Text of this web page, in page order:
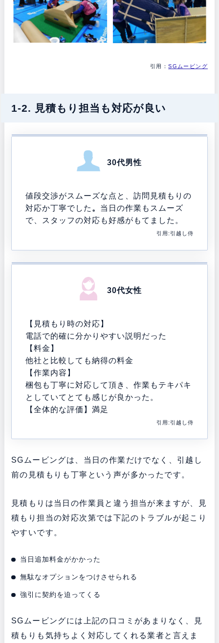
引用：SGムービング
1-2. 見積もり担当も対応が良い
30代男性
値段交渉がスムーズな点と、訪問見積もりの
対応か丁寧でした 。 当日の作業もスムーズ
で、スタッフの対応も好感がもてました。
引用:引越し侍
30代女性
【見積もり時の対応】
電話で的確に分かりやすい説明だった
【料金】
他社と比較しても納得の料金
【作業内容】
梱包も丁寧に対応して頂き、作業もテキパキ
としていてとても感じが良かった。
【全体的な評価】満足
引用:引越し侍
SGムービングは、当日の作業だけでなく、引越し
前の見積もりも丁寧という声が多かったです。
見積もりは当日の作業員と違う担当が来ますが、見
積もり担当の対応次第では下記のトラブルが起こり
やすいです。
当日追加料金がかかった
無駄なオプションをつけさせられる
強引に契約を迫ってくる
SGムービングには上記の口コミがあまりなく、見
積もりも気持ちよく対応してくれる業者と言えま